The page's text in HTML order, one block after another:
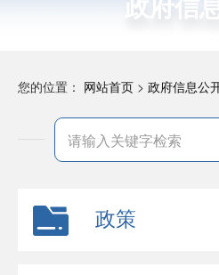
您的位置： 网站首页 > 政府信息公
政策